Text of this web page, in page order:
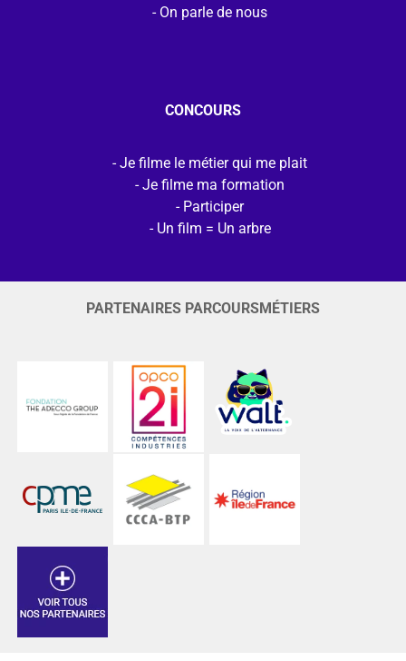
On parle de nous
CONCOURS
Je filme le métier qui me plait
Je filme ma formation
Participer
Un film = Un arbre
PARTENAIRES PARCOURSMÉTIERS